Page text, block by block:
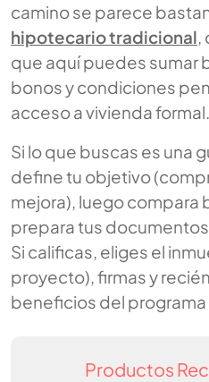
camino se parece
hipotecario tradicional,
que aquí puedes sumar
bonos y condiciones
acceso a vivienda formal.
Si lo que buscas es una
define tu objetivo
mejora), luego compara
prepara tus
Si calificas, eliges el
proyecto), firmas y
beneficios del
Productos